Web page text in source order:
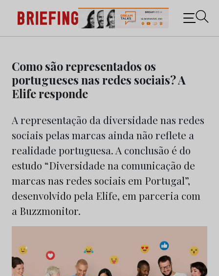
content
Briefing: Todas as notícias sobre os negócios do
Marketing e da Publicidade
Como são representados os
portugueses nas redes sociais? A
Elife responde
A representação da diversidade nas redes
sociais pelas marcas ainda não reflete a
realidade portuguesa. A conclusão é do
estudo “Diversidade na comunicação de
marcas nas redes sociais em Portugal”,
desenvolvido pela Elife, em parceria com
a Buzzmonitor.